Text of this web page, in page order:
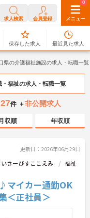
求人検索 会員登録 メニュー
0
保存した求人
0
最近見た求人
県の介護福祉施設の求人・転職一覧
・福祉の求人・転職一覧
27件 ＋非公開求人
収順 年収順
更新日：2026年06月29日
さーびすここえみ
福祉
マイカー通勤OK
＜正社員＞